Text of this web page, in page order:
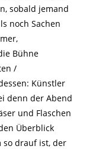
sobald jemand
noch Sachen
Bühne
/
Künstler
denn der Abend
und Flaschen
Überblick
so drauf ist, der